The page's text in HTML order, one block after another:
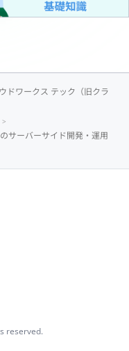
ドワークス テック（旧クラ
サーバーサイド開発・運用
reserved.